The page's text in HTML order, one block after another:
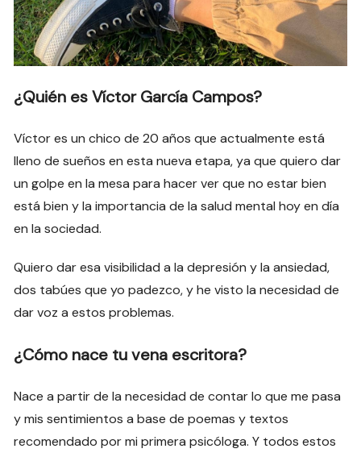
¿Quién es Víctor García Campos?
Víctor es un chico de 20 años que actualmente está
lleno de sueños en esta nueva etapa, ya que quiero dar
un golpe en la mesa para hacer ver que no estar bien
está bien y la importancia de la salud mental hoy en día
en la sociedad.
Quiero dar esa visibilidad a la depresión y la ansiedad,
dos tabúes que yo padezco, y he visto la necesidad de
dar voz a estos problemas.
¿Cómo nace tu vena escritora?
Nace a partir de la necesidad de contar lo que me pasa
y mis sentimientos a base de poemas y textos
recomendado por mi primera psicóloga. Y todos estos